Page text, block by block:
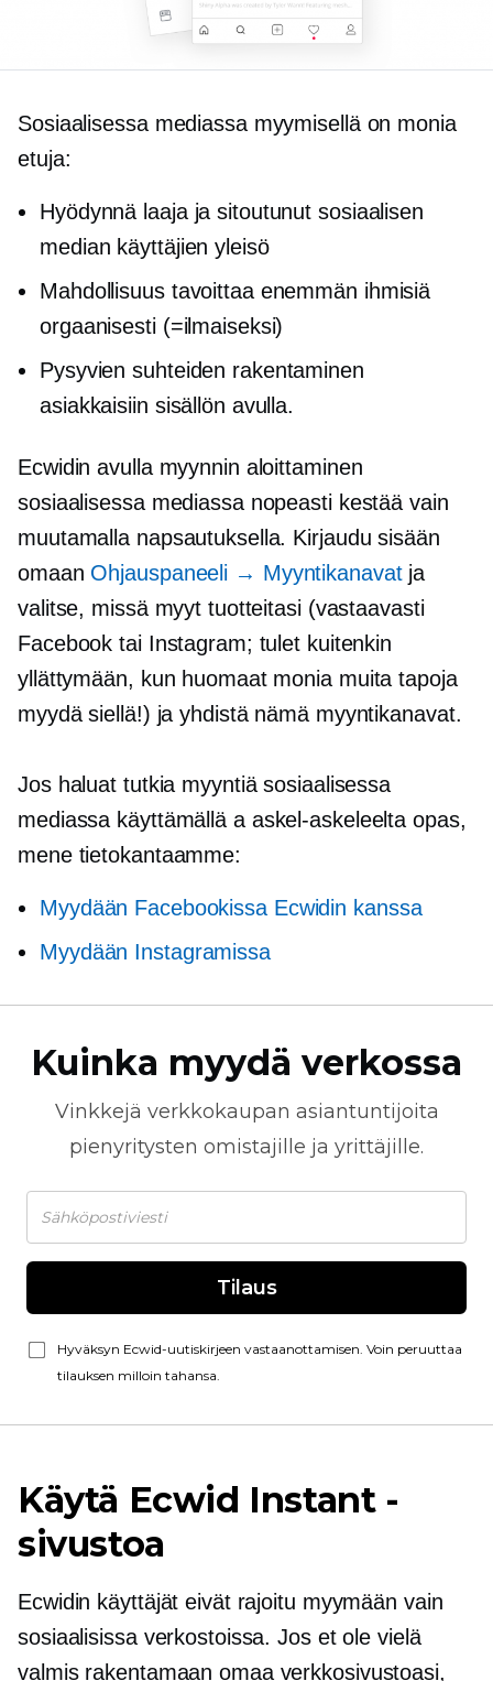
Sosiaalisessa mediassa myymisellä on monia
etuja:
Hyödynnä laaja ja sitoutunut sosiaalisen
median käyttäjien yleisö
Mahdollisuus tavoittaa enemmän ihmisiä
orgaanisesti (=ilmaiseksi)
Pysyvien suhteiden rakentaminen
asiakkaisiin sisällön avulla.
Ecwidin avulla myynnin aloittaminen
sosiaalisessa mediassa nopeasti kestää vain
muutamalla napsautuksella. Kirjaudu sisään
omaan Ohjauspaneeli → Myyntikanavatja
valitse, missä myyt tuotteitasi (vastaavasti
Facebook tai Instagram; tulet kuitenkin
yllättymään, kun huomaat monia muita tapoja
myydä siellä!) ja yhdistä nämä myyntikanavat.
Jos haluat tutkia myyntiä sosiaalisessa
mediassa käyttämällä a askel-askeleelta opas,
mene tietokantaamme:
Myydään Facebookissa Ecwidin kanssa
Myydään Instagramissa
Kuinka myydä verkossa
Vinkkejä verkkokaupan asiantuntijoita
pienyritysten omistajille ja yrittäjille.
Tilaus
Hyväksyn Ecwid-uutiskirjeen vastaanottamisen. Voin peruuttaa
tilauksen milloin tahansa.
Käytä Ecwid Instant -
sivustoa
Ecwidin käyttäjät eivät rajoitu myymään vain
sosiaalisissa verkostoissa. Jos et ole vielä
valmis rakentamaan omaa verkkosivustoasi,